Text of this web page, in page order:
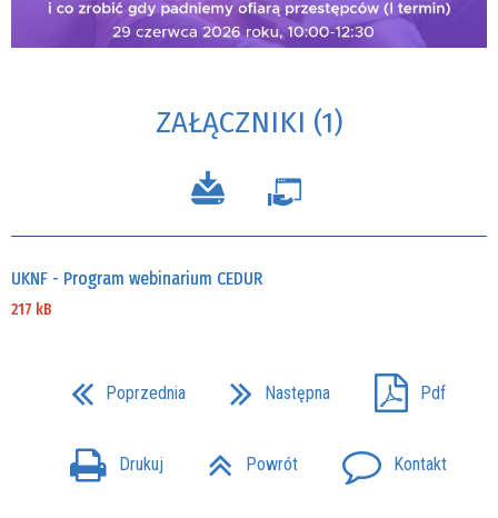
ZAŁĄCZNIKI (1)
UKNF - Program webinarium CEDUR
217 kB
Poprzednia Następna Pdf
Drukuj Powrót Kontakt